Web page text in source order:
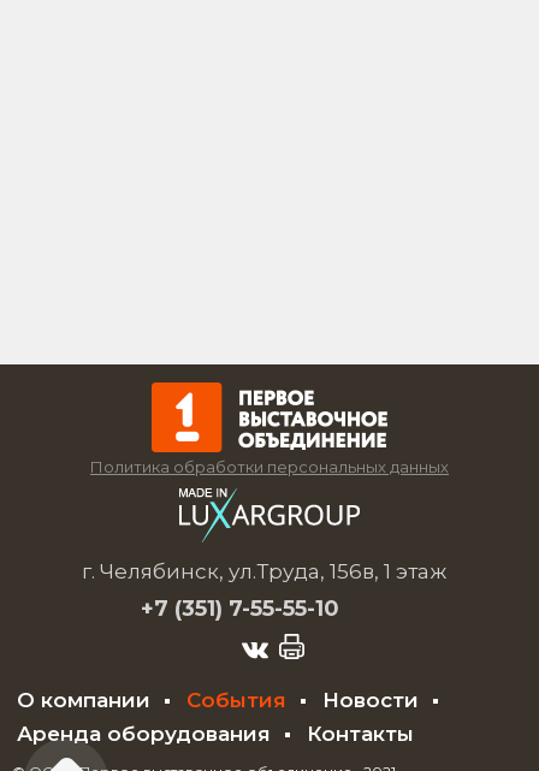
Политика обработки персональных данных
г. Челябинск, ул.Труда, 156в, 1 этаж
+7 (351) 7-55-55-10
О компании События
Новости
Аренда оборудования
Контакты